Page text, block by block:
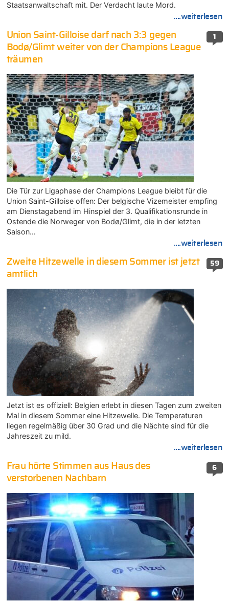
Staatsanwaltschaft mit. Der Verdacht laute Mord.
....weiterlesen
1
Union Saint-Gilloise darf nach 3:3 gegen
Bodø/Glimt weiter von der Champions League
träumen
Die Tür zur Ligaphase der Champions League bleibt für die
Union Saint-Gilloise offen: Der belgische Vizemeister empfing
am Dienstagabend im Hinspiel der 3. Qualifikationsrunde in
Ostende die Norweger von Bodø/Glimt, die in der letzten
Saison…
....weiterlesen
59
Zweite Hitzewelle in diesem Sommer ist jetzt
amtlich
Jetzt ist es offiziell: Belgien erlebt in diesen Tagen zum zweiten
Mal in diesem Sommer eine Hitzewelle. Die Temperaturen
liegen regelmäßig über 30 Grad und die Nächte sind für die
Jahreszeit zu mild.
....weiterlesen
6
Frau hörte Stimmen aus Haus des
verstorbenen Nachbarn